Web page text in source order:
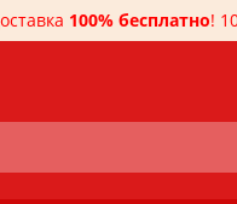
100% бесплатно!